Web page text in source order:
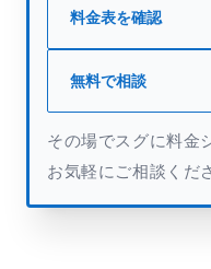
料金表を確認
無料で相談
その場でスグに料金
お気軽にご相談くだ